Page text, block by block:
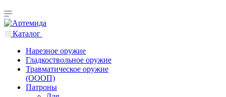
Каталог
Нарезное оружие
Гладкоствольное оружие
Травматическое оружие
(ОООП)
Патроны